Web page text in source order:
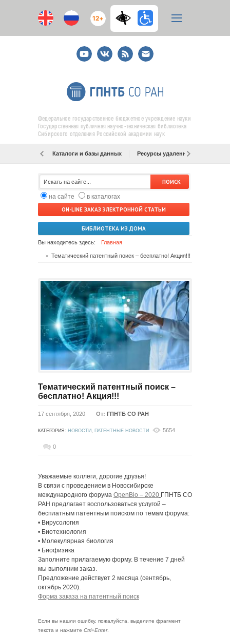
12+
YoutubeВКонтакте
RSS
E-
mail
подписка
Федеральное государственное бюджетное учреждение науки
Государственная публичная научно-техническая библиотека
Сибирского отделения Российской академии наук
Каталоги и базы данных Ресурсы удаленного доступа
на сайте
в каталогах
ON-LINE ЗАКАЗ ЭЛЕКТРОННОЙ СТАТЬИ
БИБЛИОТЕКА ИЗ ДОМА
Вы находитесь здесь: Главная
Тематический патентный поиск – бесплатно! Акция!!!
Тематический патентный поиск –
бесплатно! Акция!!!
17 сентября, 2020 От: ГПНТБ СО РАН
КАТЕГОРИЯ: НОВОСТИ ПАТЕНТНЫЕ НОВОСТИ 5654
0
Уважаемые коллеги, дорогие друзья!
В связи с проведением в Новосибирске
международного форума OpenBio – 2020 ГПНТБ СО
РАН предлагает воспользоваться услугой –
бесплатным патентным поиском по темам форума:
• Вирусология
• Биотехнология
• Молекулярная биология
• Биофизика
Заполните прилагаемую форму. В течение 7 дней
мы выполним заказ.
Предложение действует 2 месяца (сентябрь,
октябрь 2020).
Форма заказа на патентный поиск
Если вы нашли ошибку, пожалуйста, выделите фрагмент
текста и нажмите Ctrl+Enter.